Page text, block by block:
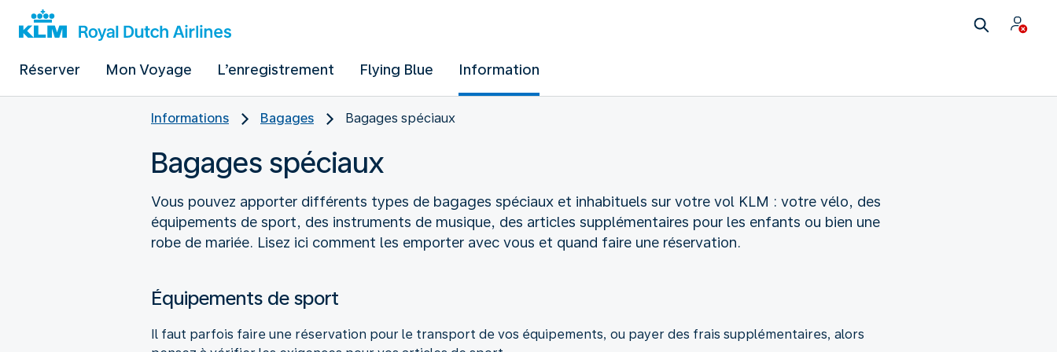
Réserver Mon Voyage L’enregistrement Flying Blue Information
Informations Bagages Bagages spéciaux
Bagages spéciaux
Vous pouvez apporter différents types de bagages spéciaux et inhabituels sur votre vol KLM : votre vélo, des
équipements de sport, des instruments de musique, des articles supplémentaires pour les enfants ou bien une
robe de mariée. Lisez ici comment les emporter avec vous et quand faire une réservation.
Équipements de sport
Il faut parfois faire une réservation pour le transport de vos équipements, ou payer des frais supplémentaires, alors